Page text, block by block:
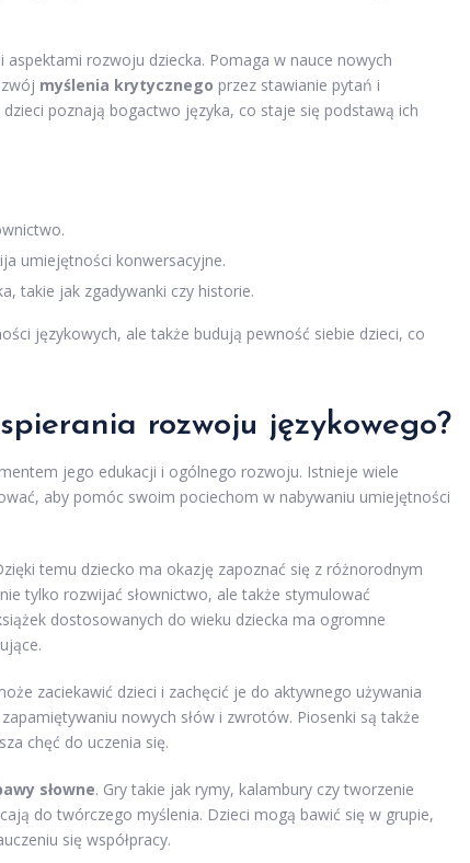
rozwoju dziecka. Pomaga w nauce nowych
myślenia krytycznego przez stawianie pytań i
poznają bogactwo języka, co staje się podstawą ich
umiejętności konwersacyjne.
takie jak zgadywanki czy historie.
językowych, ale także budują pewność siebie dzieci, co
rozwoju językowego?
jego edukacji i ogólnego rozwoju. Istnieje wiele
aby pomóc swoim pociechom w nabywaniu umiejętności
temu dziecko ma okazję zapoznać się z różnorodnym
tylko rozwijać słownictwo, ale także stymulować
dostosowanych do wieku dziecka ma ogromne
zaciekawić dzieci i zachęcić je do aktywnego używania
nowych słów i zwrotów. Piosenki są także
chęć do uczenia się.
słowne. Gry takie jak rymy, kalambury czy tworzenie
do twórczego myślenia. Dzieci mogą bawić się w grupie,
się współpracy.